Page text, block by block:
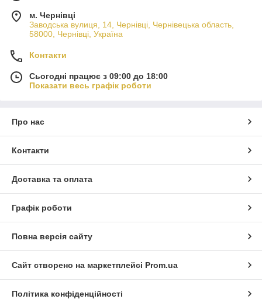
м. Чернівці
Заводська вулиця, 14, Чернівці, Чернівецька область,
58000, Чернівці, Україна
Контакти
Сьогодні працює з 09:00 до 18:00
Показати весь графік роботи
Про нас
Контакти
Доставка та оплата
Графік роботи
Повна версія сайту
Сайт створено на маркетплейсі Prom.ua
Політика конфіденційності